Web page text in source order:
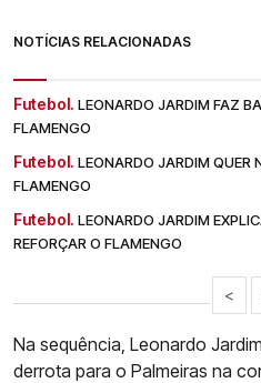
NOTÍCIAS RELACIONADAS
Futebol. LEONARDO JARDIM FAZ
FLAMENGO
Futebol. LEONARDO JARDIM QUER
FLAMENGO
Futebol. LEONARDO JARDIM
REFORÇAR O FLAMENGO
<
Na sequência, Leonardo
derrota para o Palmeiras na